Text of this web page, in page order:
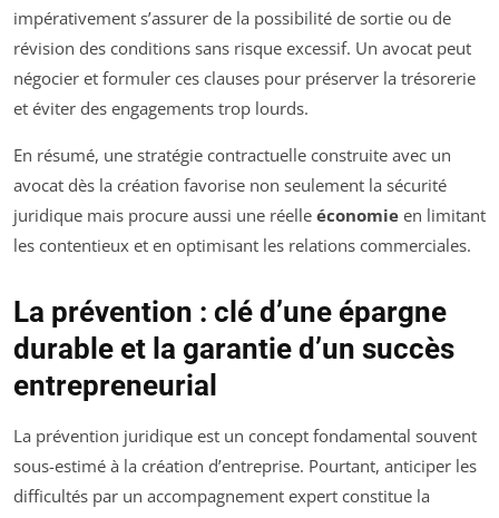
impérativement s’assurer de la possibilité de sortie ou de
révision des conditions sans risque excessif. Un avocat peut
négocier et formuler ces clauses pour préserver la trésorerie
et éviter des engagements trop lourds.
En résumé, une stratégie contractuelle construite avec un
avocat dès la création favorise non seulement la sécurité
juridique mais procure aussi une réelle économie en limitant
les contentieux et en optimisant les relations commerciales.
La prévention : clé d’une épargne
durable et la garantie d’un succès
entrepreneurial
La prévention juridique est un concept fondamental souvent
sous-estimé à la création d’entreprise. Pourtant, anticiper les
difficultés par un accompagnement expert constitue la